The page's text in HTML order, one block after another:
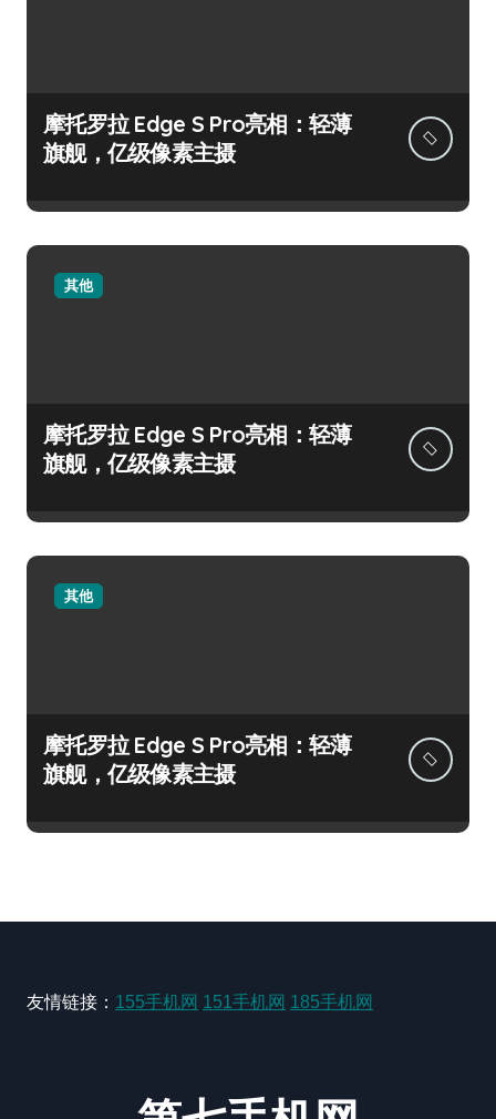
摩托罗拉 Edge S Pro亮相：轻薄
旗舰，亿级像素主摄
其他
摩托罗拉 Edge S Pro亮相：轻薄
旗舰，亿级像素主摄
其他
摩托罗拉 Edge S Pro亮相：轻薄
旗舰，亿级像素主摄
友情链接： 155手机网 151手机网 185手机网